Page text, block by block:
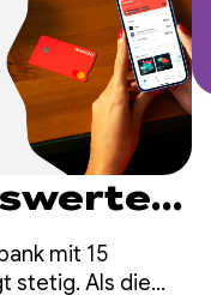
mit 15
stetig. Als die